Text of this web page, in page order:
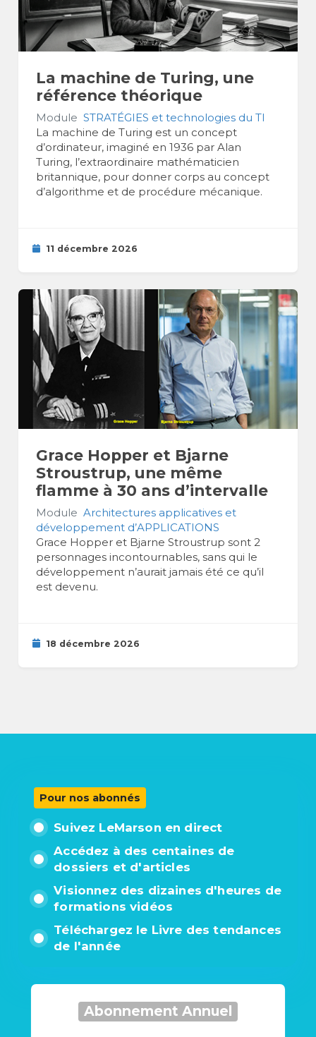
La machine de Turing, une
référence théorique
Module STRATÉGIES et technologies du TI
La machine de Turing est un concept
d’ordinateur, imaginé en 1936 par Alan
Turing, l’extraordinaire mathématicien
britannique, pour donner corps au concept
d’algorithme et de procédure mécanique.
11 décembre 2026
Grace Hopper et Bjarne
Stroustrup, une même
flamme à 30 ans d’intervalle
Module Architectures applicatives et
développement d’APPLICATIONS
Grace Hopper et Bjarne Stroustrup sont 2
personnages incontournables, sans qui le
développement n’aurait jamais été ce qu’il
est devenu.
18 décembre 2026
Pour nos abonnés
Suivez LeMarson en direct
Accédez à des centaines de
dossiers et d'articles
Visionnez des dizaines d'heures de
formations vidéos
Téléchargez le Livre des tendances
de l'année
Abonnement Annuel